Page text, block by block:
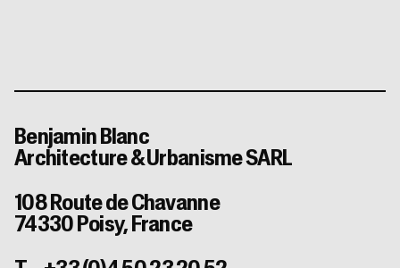
Benjamin Blanc
Architecture & Urbanisme SARL
108 Route de Chavanne
74330 Poisy, France